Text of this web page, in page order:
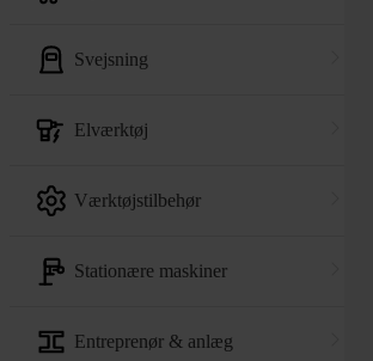
svejsning
elværktøj
værktøjstilbehør
stationære maskiner
entreprenør & anlæg